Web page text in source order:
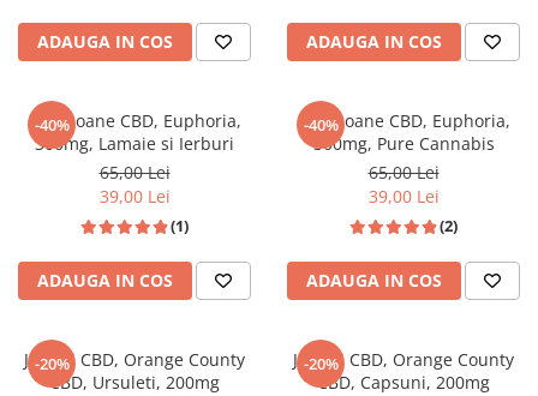
ADAUGA IN COS ADAUGA IN COS
-40%
Bomboane CBD, Euphoria,
300mg, Lamaie si Ierburi
65,00 Lei
39,00 Lei
(1)
ADAUGA IN COS
-40%
Bomboane CBD, Euphoria,
300mg, Pure Cannabis
65,00 Lei
39,00 Lei
(2)
ADAUGA IN COS
-20%
Jeleuri CBD, Orange County
CBD, Ursuleti, 200mg
-20%
Jeleuri CBD, Orange County
CBD, Capsuni, 200mg